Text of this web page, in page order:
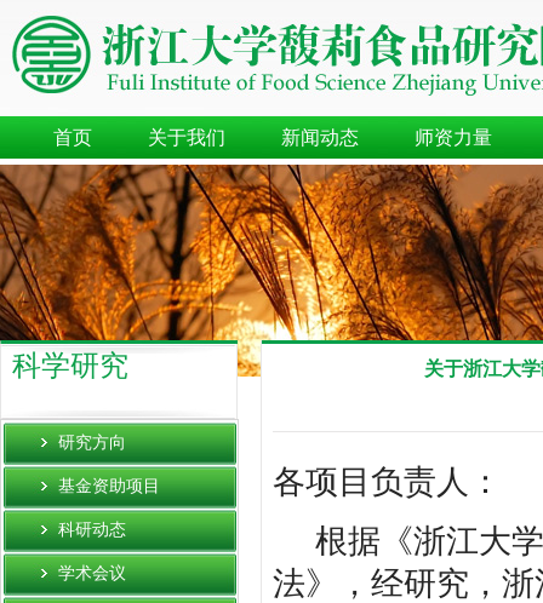
首页 关于我们 新闻动态 师资力量
科学研究
研究方向
基金资助项目
科研动态
学术会议
关于浙江大
各项目负责人：
根据《浙江大学
法》，经研究，